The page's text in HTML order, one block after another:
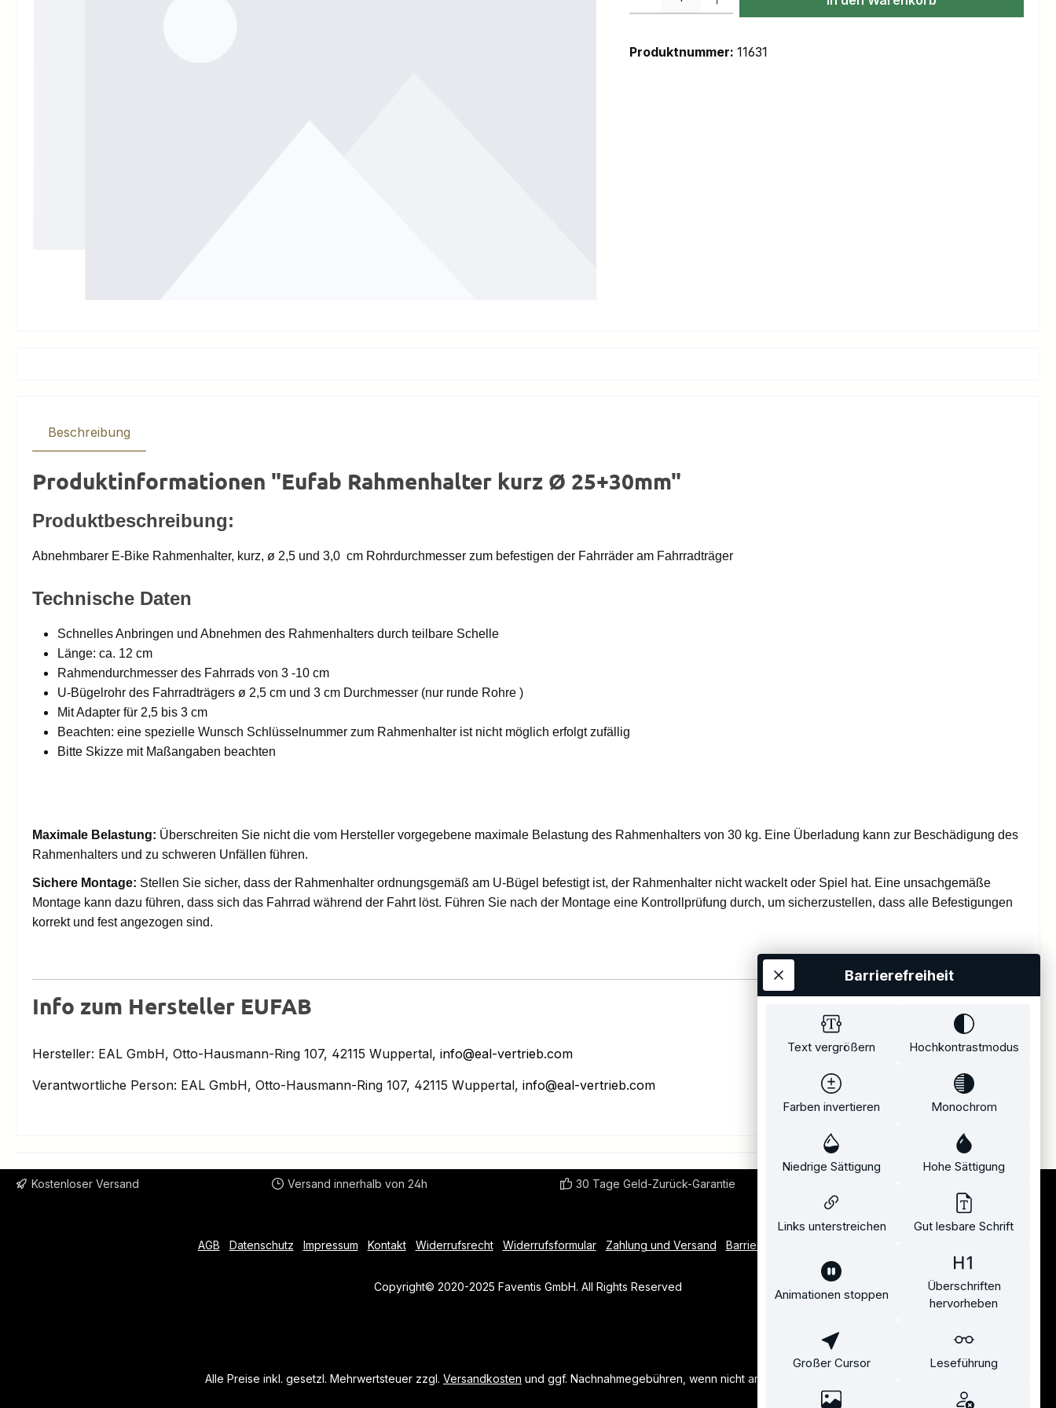
Produktnummer: 11631
Beschreibung
Produktinformationen "Eufab Rahmenhalter kurz Ø 25+30mm"
Produktbeschreibung:
Abnehmbarer E-Bike Rahmenhalter, kurz, ø 2,5 und 3,0 cm Rohrdurchmesser zum befestigen der Fahrräder am Fahrradträger
Technische Daten
Schnelles Anbringen und Abnehmen des Rahmenhalters durch teilbare Schelle
Länge: ca. 12 cm
Rahmendurchmesser des Fahrrads von 3 -10 cm
U-Bügelrohr des Fahrradträgers ø 2,5 cm und 3 cm Durchmesser (nur runde Rohre )
Mit Adapter für 2,5 bis 3 cm
Beachten: eine spezielle Wunsch Schlüsselnummer zum Rahmenhalter ist nicht möglich erfolgt zufällig
Bitte Skizze mit Maßangaben beachten
Maximale Belastung: Überschreiten Sie nicht die vom Hersteller vorgegebene maximale Belastung des Rahmenhalters von 30 kg. Eine Überladung kann zur Beschädigung des
Rahmenhalters und zu schweren Unfällen führen.
Sichere Montage: Stellen Sie sicher, dass der Rahmenhalter ordnungsgemäß am U-Bügel befestigt ist, der Rahmenhalter nicht wackelt oder Spiel hat. Eine unsachgemäße
Montage kann dazu führen, dass sich das Fahrrad während der Fahrt löst. Führen Sie nach der Montage eine Kontrollprüfung durch, um sicherzustellen, dass alle Befestigungen
korrekt und fest angezogen sind.
Info zum Hersteller EUFAB
Hersteller: EAL GmbH, Otto-Hausmann-Ring 107, 42115 Wuppertal, info@eal-vertrieb.com
Verantwortliche Person: EAL GmbH, Otto-Hausmann-Ring 107, 42115 Wuppertal, info@eal-vertrieb.com
Kostenloser Versand Versand innerhalb von 24h 30 Tage Geld-Zurück-Garantie
AGB Datenschutz Impressum Kontakt Widerrufsrecht Widerrufsformular Zahlung und Versand Barrierefreiheitserklärung
Copyright© 2020-2025 Faventis GmbH. All Rights Reserved
Alle Preise inkl. gesetzl. Mehrwertsteuer zzgl. Versandkosten und ggf. Nachnahmegebühren, wenn nicht anders angegeben.
Text vergrößern Hochkontrastmodus
Farben invertieren Monochrom
Niedrige Sättigung Hohe Sättigung
Links unterstreichen Gut lesbare Schrift
Animationen stoppen
Überschriften
hervorheben
Großer Cursor Leseführung
Barrierefreiheit